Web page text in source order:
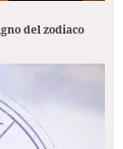
del zodiaco